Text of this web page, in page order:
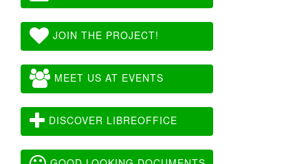
JOIN THE PROJECT!
MEET US AT EVENTS
DISCOVER LIBREOFFICE